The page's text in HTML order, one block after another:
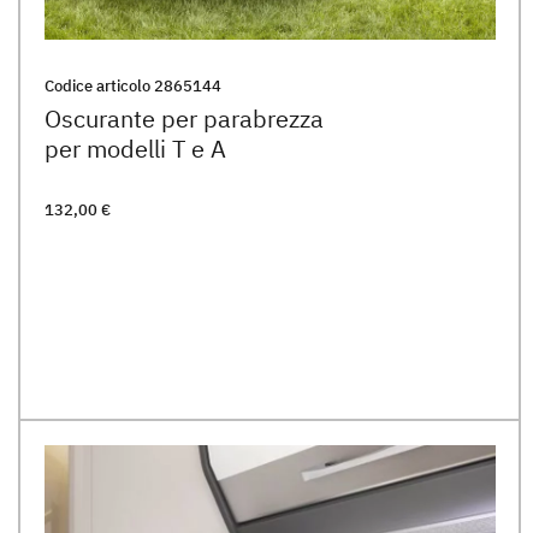
Codice articolo2865144
Oscurante per parabrezza
per modelli T e A
132,00 €